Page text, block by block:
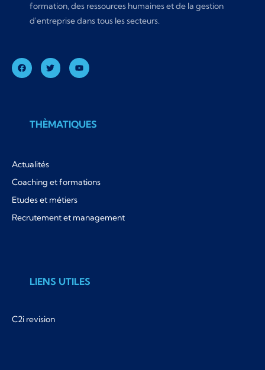
formation, des ressources humaines et de la gestion
d'entreprise dans tous les secteurs.
THÈMATIQUES
Actualités
Coaching et formations
Etudes et métiers
Recrutement et management
LIENS UTILES
C2i revision